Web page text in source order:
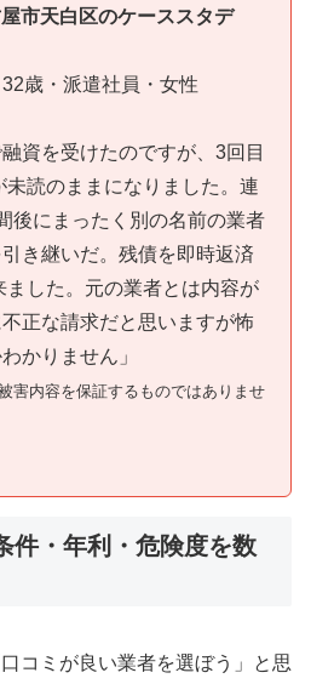
市天白区のケーススタデ
歳・派遣社員・女性
資を受けたのですが、3回目
読のままになりました。連
後にまったく別の名前の業者
き継いだ。残債を即時返済
した。元の業者とは内容が
正な請求だと思いますが怖
かりません」
害内容を保証するものではありませ
件・年利・危険度を数
コミが良い業者を選ぼう」と思